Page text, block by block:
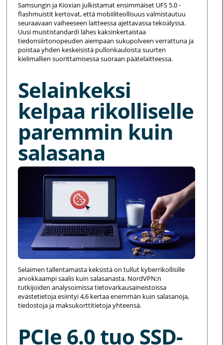
Samsungin ja Kioxian julkistamat ensimmäiset UFS 5.0 -
flashmuistit kertovat, että mobiiliteollisuus valmistautuu
seuraavaan vaiheeseen laitteessa ajettavassa tekoälyssä.
Uusi muististandardi lähes kaksinkertaistaa
tiedonsiirtonopeuden aiempaan sukupolveen verrattuna ja
poistaa yhden keskeisistä pullonkauloista suurten
kielimallien suorittamisessa suoraan päätelaitteessa.
Selainkeksi
kelpaa rikolliselle
paremmin kuin
salasana
Selaimen tallentamasta keksistä on tullut kyberrikollisille
arvokkaampi saalis kuin salasanasta. NordVPN:n
tutkijoiden analysoimissa tietovarkausaineistoissa
evästetietoja esiintyi 4,6 kertaa enemmän kuin salasanoja,
tiedostoja ja maksukorttitietoja yhteensä.
PCIe 6.0 tuo SSD-